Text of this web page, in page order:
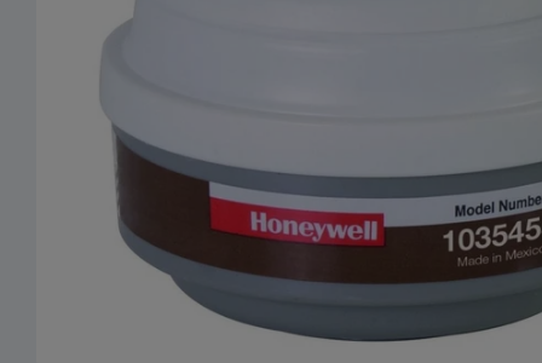
Ouvrir le média 0 en mode modal